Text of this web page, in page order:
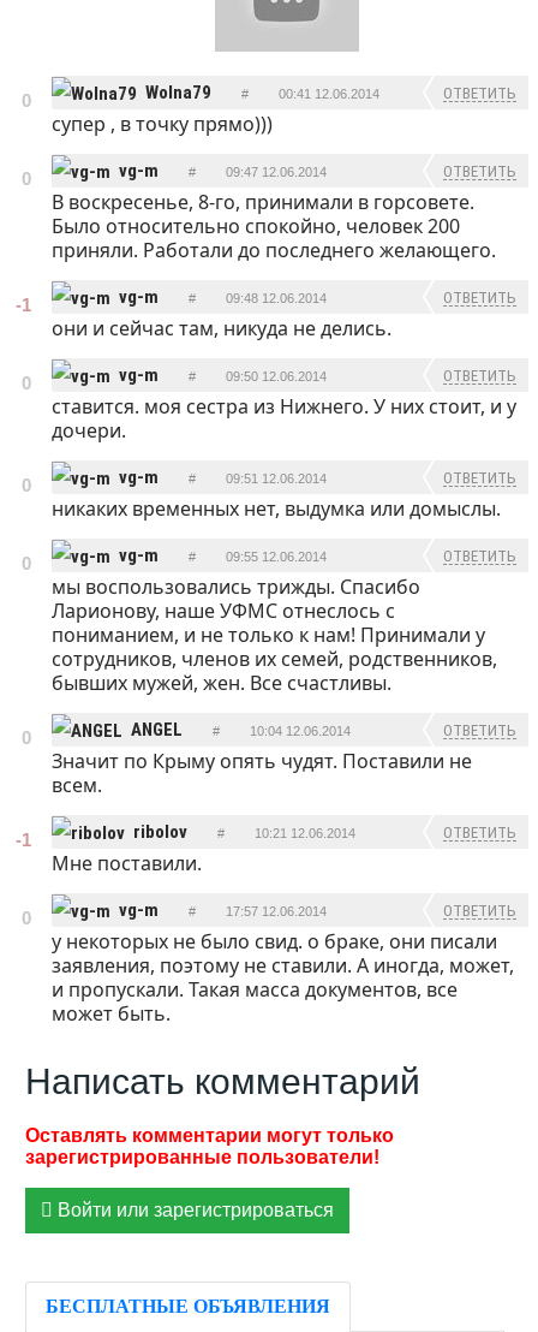
0 Wolna79 # 00:41 12.06.2014 ОТВЕТИТЬ
супер , в точку прямо)))
0 vg-m # 09:47 12.06.2014 ОТВЕТИТЬ
В воскресенье, 8-го, принимали в горсовете.
Было относительно спокойно, человек 200
приняли. Работали до последнего желающего.
-1 vg-m # 09:48 12.06.2014 ОТВЕТИТЬ
они и сейчас там, никуда не делись.
0 vg-m # 09:50 12.06.2014 ОТВЕТИТЬ
ставится. моя сестра из Нижнего. У них стоит, и у
дочери.
0 vg-m # 09:51 12.06.2014 ОТВЕТИТЬ
никаких временных нет, выдумка или домыслы.
0 vg-m # 09:55 12.06.2014 ОТВЕТИТЬ
мы воспользовались трижды. Спасибо
Ларионову, наше УФМС отнеслось с
пониманием, и не только к нам! Принимали у
сотрудников, членов их семей, родственников,
бывших мужей, жен. Все счастливы.
0 ANGEL # 10:04 12.06.2014 ОТВЕТИТЬ
Значит по Крыму опять чудят. Поставили не
всем.
-1 ribolov # 10:21 12.06.2014 ОТВЕТИТЬ
Мне поставили.
0 vg-m # 17:57 12.06.2014 ОТВЕТИТЬ
у некоторых не было свид. о браке, они писали
заявления, поэтому не ставили. А иногда, может,
и пропускали. Такая масса документов, все
может быть.
Написать комментарий
Войти или зарегистрироваться
БЕСПЛАТНЫЕ ОБЪЯВЛЕНИЯ